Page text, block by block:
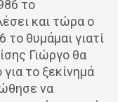
το
και τώρα ο
το θυμάμαι γιατί
Γιώργο θα
το ξεκίνημά
να